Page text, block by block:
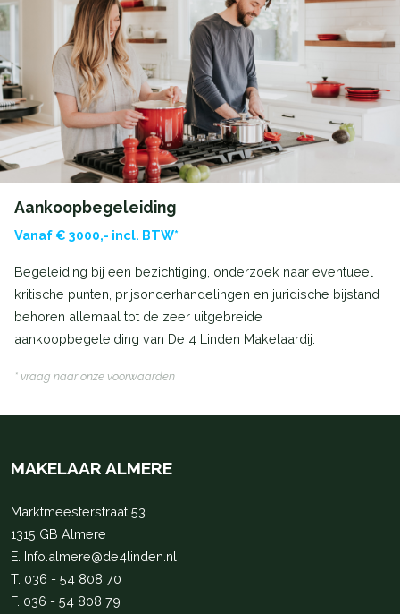
Aankoopbegeleiding
Vanaf € 3000,- incl. BTW*
Begeleiding bij een bezichtiging, onderzoek naar eventueel
kritische punten, prijsonderhandelingen en juridische bijstand
behoren allemaal tot de zeer uitgebreide
aankoopbegeleiding van De 4 Linden Makelaardij.
* vraag naar onze voorwaarden
MAKELAAR ALMERE
Marktmeesterstraat 53
1315 GB Almere
E. Info.almere@de4linden.nl
T. 036 - 54 808 70
F. 036 - 54 808 79